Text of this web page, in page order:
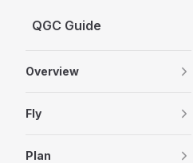
Skip to content
QGC Guide
Overview
Fly
Plan